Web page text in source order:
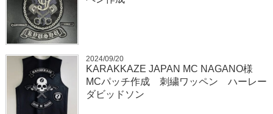
2024/09/20
KARAKKAZE JAPAN MC NAGANO様
MCパッチ作成 刺繍ワッペン ハーレー
ダビッドソン